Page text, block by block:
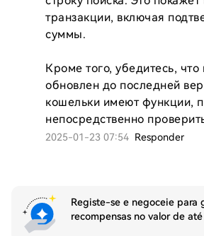
транзакции, включая
суммы.
Кроме того, убедитесь,
обновлен до последней
кошельки имеют функции,
непосредственно
2025-01-23 07:54 Responder
Registe-se e negoceie para
recompensas no valor de até